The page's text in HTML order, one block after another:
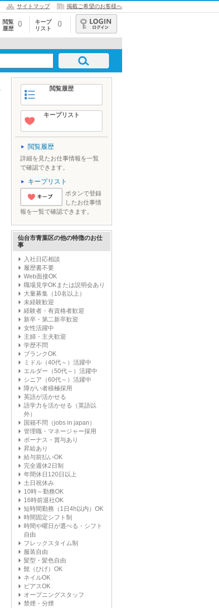
サイトマップ 掲載ご希望のお客様へ
閲覧
履歴
0
キープ
リスト
0
ログイン
閲覧履歴
キープリスト
閲覧履歴
詳細を見たお仕事情報を一覧
で確認できます。
キープリスト
'とりあえずキ
ボタンで登録
したお仕事情
報を一覧で確認できます。
仙台市青葉区の他の特徴のお仕
事
入社日応相談
履歴書不要
Web面接OK
職場見学OKまたは説明会あり
大量募集（10名以上）
未経験歓迎
経験者・有資格者歓迎
新卒・第二新卒歓迎
女性活躍中
主婦・主夫歓迎
学歴不問
ブランクOK
ミドル（40代～）活躍中
エルダー（50代～）活躍中
シニア（60代～）活躍中
障がい者積極採用
英語が活かせる
語学力を活かせる（英語以
外）
国籍不問（jobs in japan）
管理職・マネージャー採用
ボーナス・賞与あり
昇給あり
給与前払いOK
完全週休2日制
年間休日120日以上
土日祝休み
10時～勤務OK
16時前退社OK
短時間勤務（1日4h以内）OK
時間固定シフト制
時間や曜日が選べる・シフト
自由
フレックスタイム制
服装自由
髪型・髪色自由
髭（ひげ）OK
ネイルOK
ピアスOK
オープニングスタッフ
禁煙・分煙